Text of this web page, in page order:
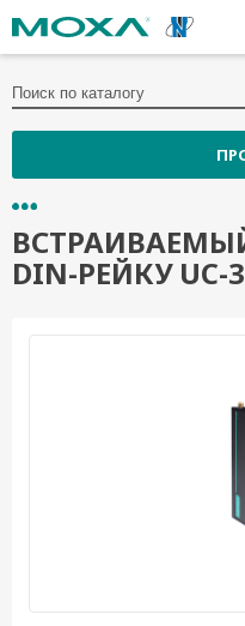
DIN-РЕЙКУ UC-